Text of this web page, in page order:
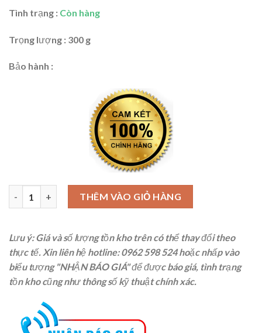
Tình trạng : Còn hàng
Trọng lượng : 300 g
Bảo hành :
Kìm tổ hợp (Kìm răng) 8"/200mm Stanley 84-029 số lượng
THÊM VÀO GIỎ HÀNG
Lưu ý: Giá và số lượng tồn kho trên có thể thay đổi theo
thực tế. Xin liên hệ hotline: 0962 598 524hoặc nhấp vào
biểu tượng "NHẬN BÁO GIÁ" để được báo giá, tình trạng
tồn kho cũng như thông số kỹ thuật chính xác.